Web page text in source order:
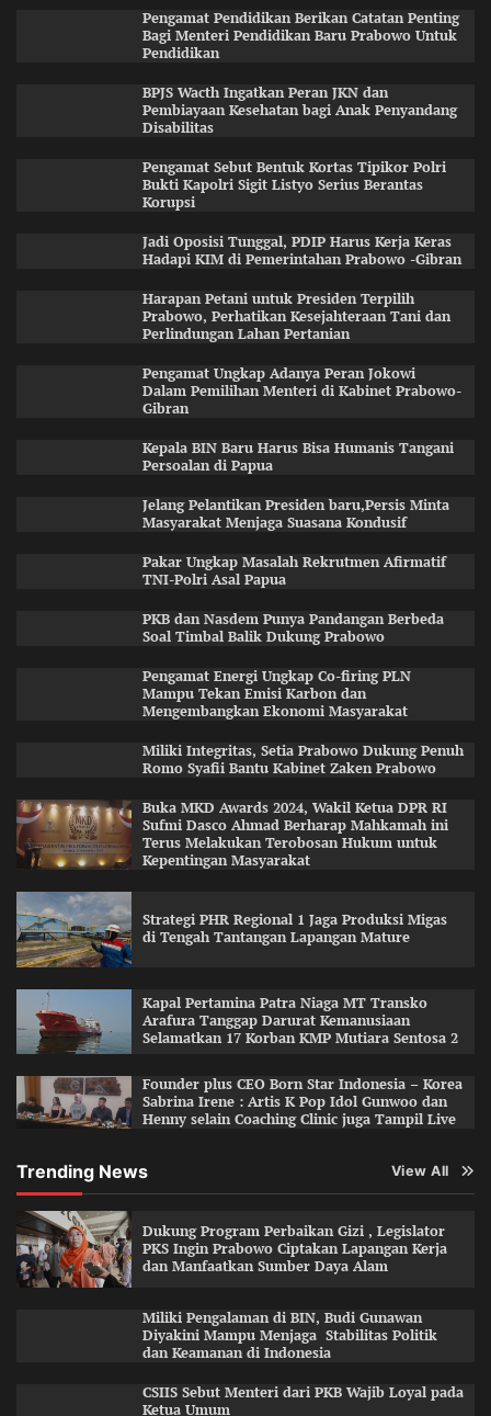
Pengamat Pendidikan Berikan Catatan Penting
Bagi Menteri Pendidikan Baru Prabowo Untuk
Pendidikan
BPJS Wacth Ingatkan Peran JKN dan
Pembiayaan Kesehatan bagi Anak Penyandang
Disabilitas
Pengamat Sebut Bentuk Kortas Tipikor Polri
Bukti Kapolri Sigit Listyo Serius Berantas
Korupsi
Jadi Oposisi Tunggal, PDIP Harus Kerja Keras
Hadapi KIM di Pemerintahan Prabowo -Gibran
Harapan Petani untuk Presiden Terpilih
Prabowo, Perhatikan Kesejahteraan Tani dan
Perlindungan Lahan Pertanian
Pengamat Ungkap Adanya Peran Jokowi
Dalam Pemilihan Menteri di Kabinet Prabowo-
Gibran
Kepala BIN Baru Harus Bisa Humanis Tangani
Persoalan di Papua
Jelang Pelantikan Presiden baru,Persis Minta
Masyarakat Menjaga Suasana Kondusif
Pakar Ungkap Masalah Rekrutmen Afirmatif
TNI-Polri Asal Papua
PKB dan Nasdem Punya Pandangan Berbeda
Soal Timbal Balik Dukung Prabowo
Pengamat Energi Ungkap Co-firing PLN
Mampu Tekan Emisi Karbon dan
Mengembangkan Ekonomi Masyarakat
Miliki Integritas, Setia Prabowo Dukung Penuh
Romo Syafii Bantu Kabinet Zaken Prabowo
Buka MKD Awards 2024, Wakil Ketua DPR RI
Sufmi Dasco Ahmad Berharap Mahkamah ini
Terus Melakukan Terobosan Hukum untuk
Kepentingan Masyarakat
Strategi PHR Regional 1 Jaga Produksi Migas
di Tengah Tantangan Lapangan Mature
Kapal Pertamina Patra Niaga MT Transko
Arafura Tanggap Darurat Kemanusiaan
Selamatkan 17 Korban KMP Mutiara Sentosa 2
Founder plus CEO Born Star Indonesia – Korea
Sabrina Irene : Artis K Pop Idol Gunwoo dan
Henny selain Coaching Clinic juga Tampil Live
Trending News View All
Dukung Program Perbaikan Gizi , Legislator
PKS Ingin Prabowo Ciptakan Lapangan Kerja
dan Manfaatkan Sumber Daya Alam
Miliki Pengalaman di BIN, Budi Gunawan
Diyakini Mampu Menjaga Stabilitas Politik
dan Keamanan di Indonesia
CSIIS Sebut Menteri dari PKB Wajib Loyal pada
Ketua Umum